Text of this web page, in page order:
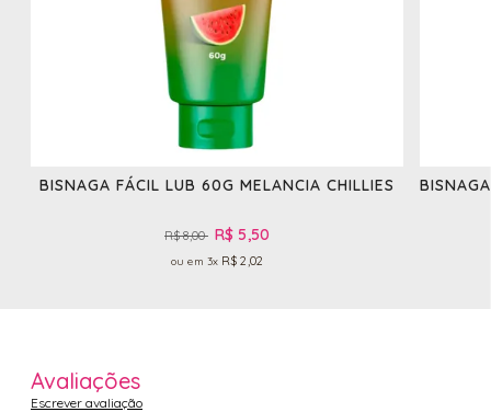
BISNAGA FÁCIL LUB 60G MELANCIA CHILLIES
R$ 8,00 R$ 5,50
3x R$ 2,02
Avaliações
Escrever avaliação